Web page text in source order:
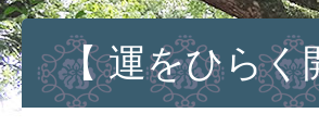
トップページ
ブログ(日々八百万)
お知らせ一覧 歴史・ご祭神
年中行事
メディア掲載
【 運をひらく